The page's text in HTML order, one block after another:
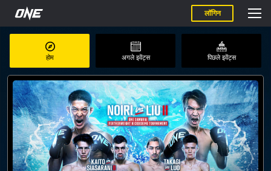
लॉगिन
होम अगले इवेंट्स पिछले इवेंट्स